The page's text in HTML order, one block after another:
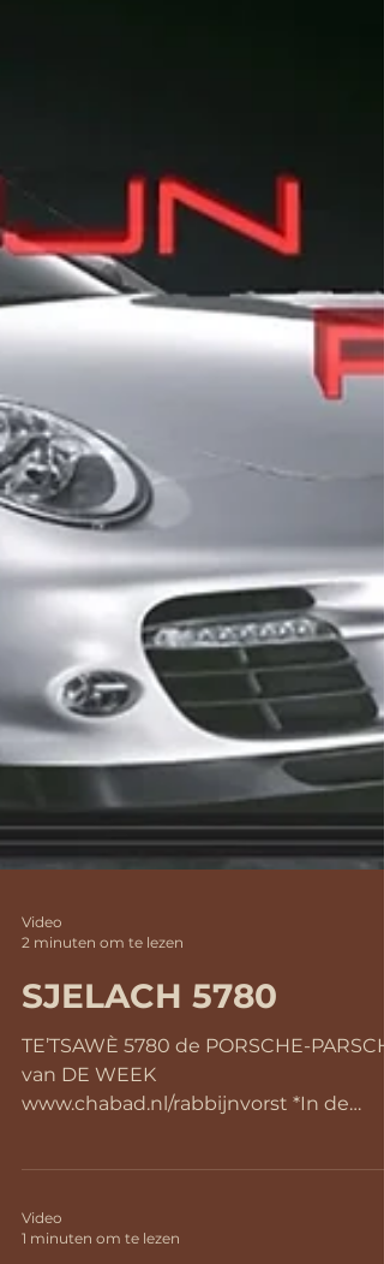
2 minuten om te lezen
SJELACH 5780
TE’TSAWÈ 5780 de PORSCHE-
van DE WEEK
sidra-Tora-tekst van deze week wordt